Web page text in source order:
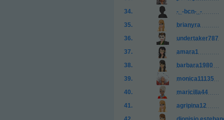
-_-bcn-_-
brianyra
undertaker787
amara1
barbara1980
monica11135
maricilla44
agripina12